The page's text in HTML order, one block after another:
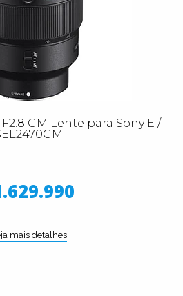
GM Lente para Sony E /
mais detalhes